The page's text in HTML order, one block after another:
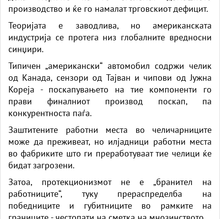
производство и ќе го намалат трговскиот дефицит.
Теоријата е заводлива, но американската
индустрија се протега низ глобалните вредносни
синџири.
Типичен „американски“ автомобил содржи челик
од Канада, сензори од Тајван и чипови од Јужна
Кореја - поскапувањето на тие компоненти го
прави финалниот производ поскап, па
конкурентноста паѓа.
Заштитените работни места во челичарниците
може да преживеат, но илјадници работни места
во фабриките што ги преработуваат тие челици ќе
бидат загрозени.
Затоа, протекционизмот не е „бранител на
работниците“, туку прераспределба на
победниците и губитниците во рамките на